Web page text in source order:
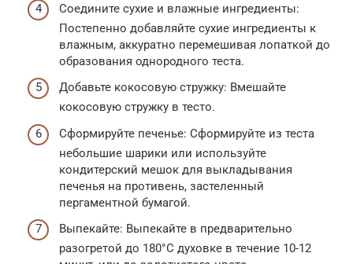
Соедините сухие и влажные ингредиенты:
Постепенно добавляйте сухие ингредиенты к
влажным, аккуратно перемешивая лопаткой до
образования однородного теста.
Добавьте кокосовую стружку: Вмешайте
кокосовую стружку в тесто.
Сформируйте печенье: Сформируйте из теста
небольшие шарики или используйте
кондитерский мешок для выкладывания
печенья на противень, застеленный
пергаментной бумагой.
Выпекайте: Выпекайте в предварительно
разогретой до 180°C духовке в течение 10-12